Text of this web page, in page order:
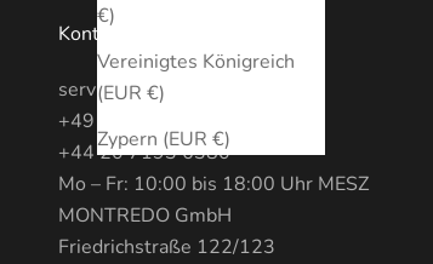
€)
Vereinigtes Königreich
(EUR €)
Zypern (EUR €)
Kontakt
service@MONTREDO.com
+49 (0) 3028886470
+44 20 7193 6380
Mo – Fr: 10:00 bis 18:00 Uhr MESZ
MONTREDO GmbH
Friedrichstraße 122/123